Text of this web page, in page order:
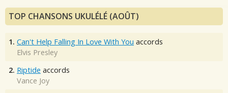
TOP CHANSONS UKULÉLÉ (AOÛT)
1. Can't Help Falling In Love With You accords
Elvis Presley
2. Riptide accords
Vance Joy